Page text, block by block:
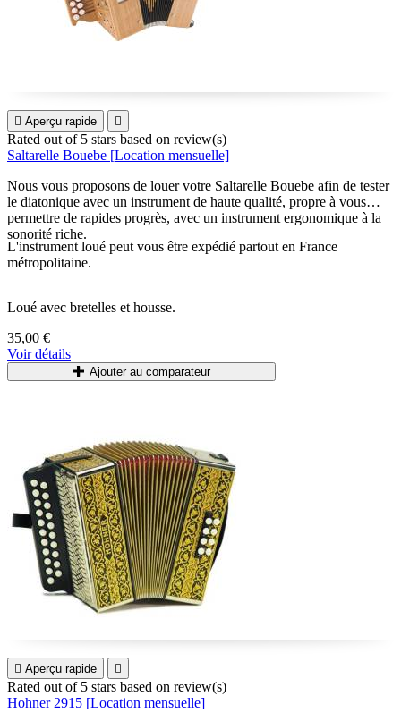
 Aperçu rapide 
Rated out of 5 stars based on review(s)
Saltarelle Bouebe [Location mensuelle]
Nous vous proposons de louer votre Saltarelle Bouebe afin de tester
le diatonique avec un instrument de haute qualité, propre à vous
permettre de rapides progrès, avec un instrument ergonomique à la
sonorité riche.
L'instrument loué peut vous être expédié partout en France
métropolitaine.
Loué avec bretelles et housse.
35,00 €
Voir détails
Ajouter au comparateur
 Aperçu rapide 
Rated out of 5 stars based on review(s)
Hohner 2915 [Location mensuelle]